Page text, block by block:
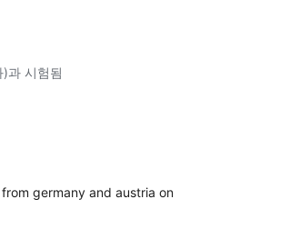
과 시험됨
germany and austria on